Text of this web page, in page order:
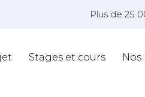
Plus de 25
Stages et cours